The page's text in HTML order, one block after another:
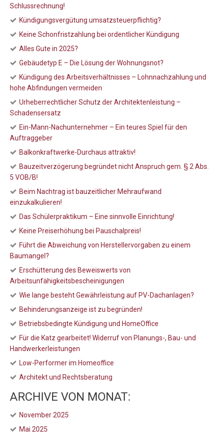
Schlussrechnung!
Kündigungsvergütung umsatzsteuerpflichtig?
Keine Schonfristzahlung bei ordentlicher Kündigung
Alles Gute in 2025?
Gebäudetyp E – Die Lösung der Wohnungsnot?
Kündigung des Arbeitsverhältnisses – Lohnnachzahlung und
hohe Abfindungen vermeiden
Urheberrechtlicher Schutz der Architektenleistung –
Schadensersatz
Ein-Mann-Nachunternehmer – Ein teures Spiel für den
Auftraggeber
Balkonkraftwerke-Durchaus attraktiv!
Bauzeitverzögerung begründet nicht Anspruch gem. § 2 Abs.
5 VOB/B!
Beim Nachtrag ist bauzeitlicher Mehraufwand
einzukalkulieren!
Das Schülerpraktikum – Eine sinnvolle Einrichtung!
Keine Preiserhöhung bei Pauschalpreis!
Führt die Abweichung von Herstellervorgaben zu einem
Baumangel?
Erschütterung des Beweiswerts von
Arbeitsunfähigkeitsbescheinigungen
Wie lange besteht Gewährleistung auf PV-Dachanlagen?
Behinderungsanzeige ist zu begründen!
Betriebsbedingte Kündigung und HomeOffice
Für die Katz gearbeitet! Widerruf von Planungs-, Bau- und
Handwerkerleistungen
Low-Performer im Homeoffice
Architekt und Rechtsberatung
ARCHIVE VON MONAT:
November 2025
Mai 2025